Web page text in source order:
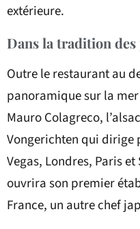
extérieure.
Dans la tradition des
Outre le restaurant au
panoramique sur la
Mauro Colagreco,
Vongerichten qui dirige
Vegas, Londres, Paris
ouvrira son premier
France, un autre chef